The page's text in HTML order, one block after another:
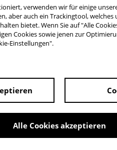
verwenden wir für einige
aber auch ein Trackingtool,
bietet. Wenn Sie auf "Alle
Cookies sowie jenen zur
Einstellungen".
Alle Cookies akzeptieren